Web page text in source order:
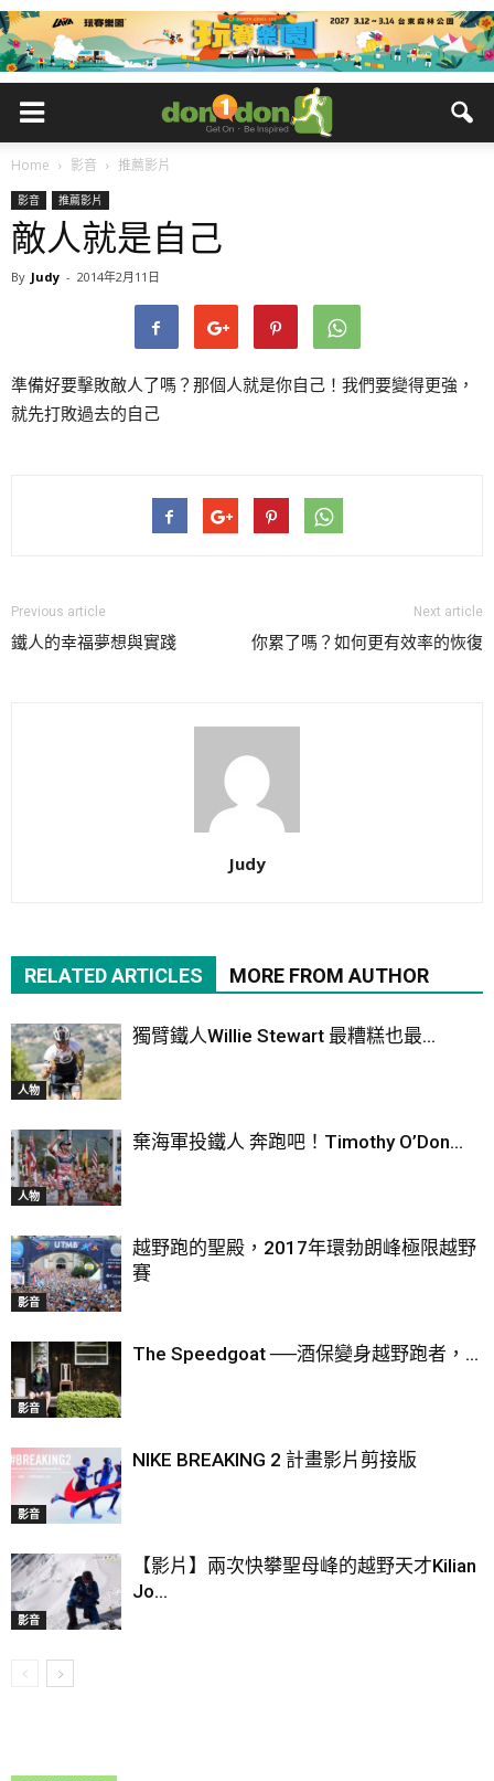
Home 影音 推薦影片
影音 推薦影片
敵人就是自己
By Judy - 2014年2月11日
準備好要擊敗敵人了嗎？那個人就是你自己！我們要變得更強，
就先打敗過去的自己
Previous article
鐵人的幸福夢想與實踐
Next article
你累了嗎？如何更有效率的恢復
Judy
RELATED ARTICLES MORE FROM AUTHOR
人物
獨臂鐵人Willie Stewart 最糟糕也最...
人物
棄海軍投鐵人 奔跑吧！Timothy O’Don...
影音
越野跑的聖殿，2017年環勃朗峰極限越野
賽
影音
The Speedgoat ──酒保變身越野跑者，...
影音
NIKE BREAKING 2 計畫影片剪接版
影音
【影片】兩次快攀聖母峰的越野天才Kilian
Jo...